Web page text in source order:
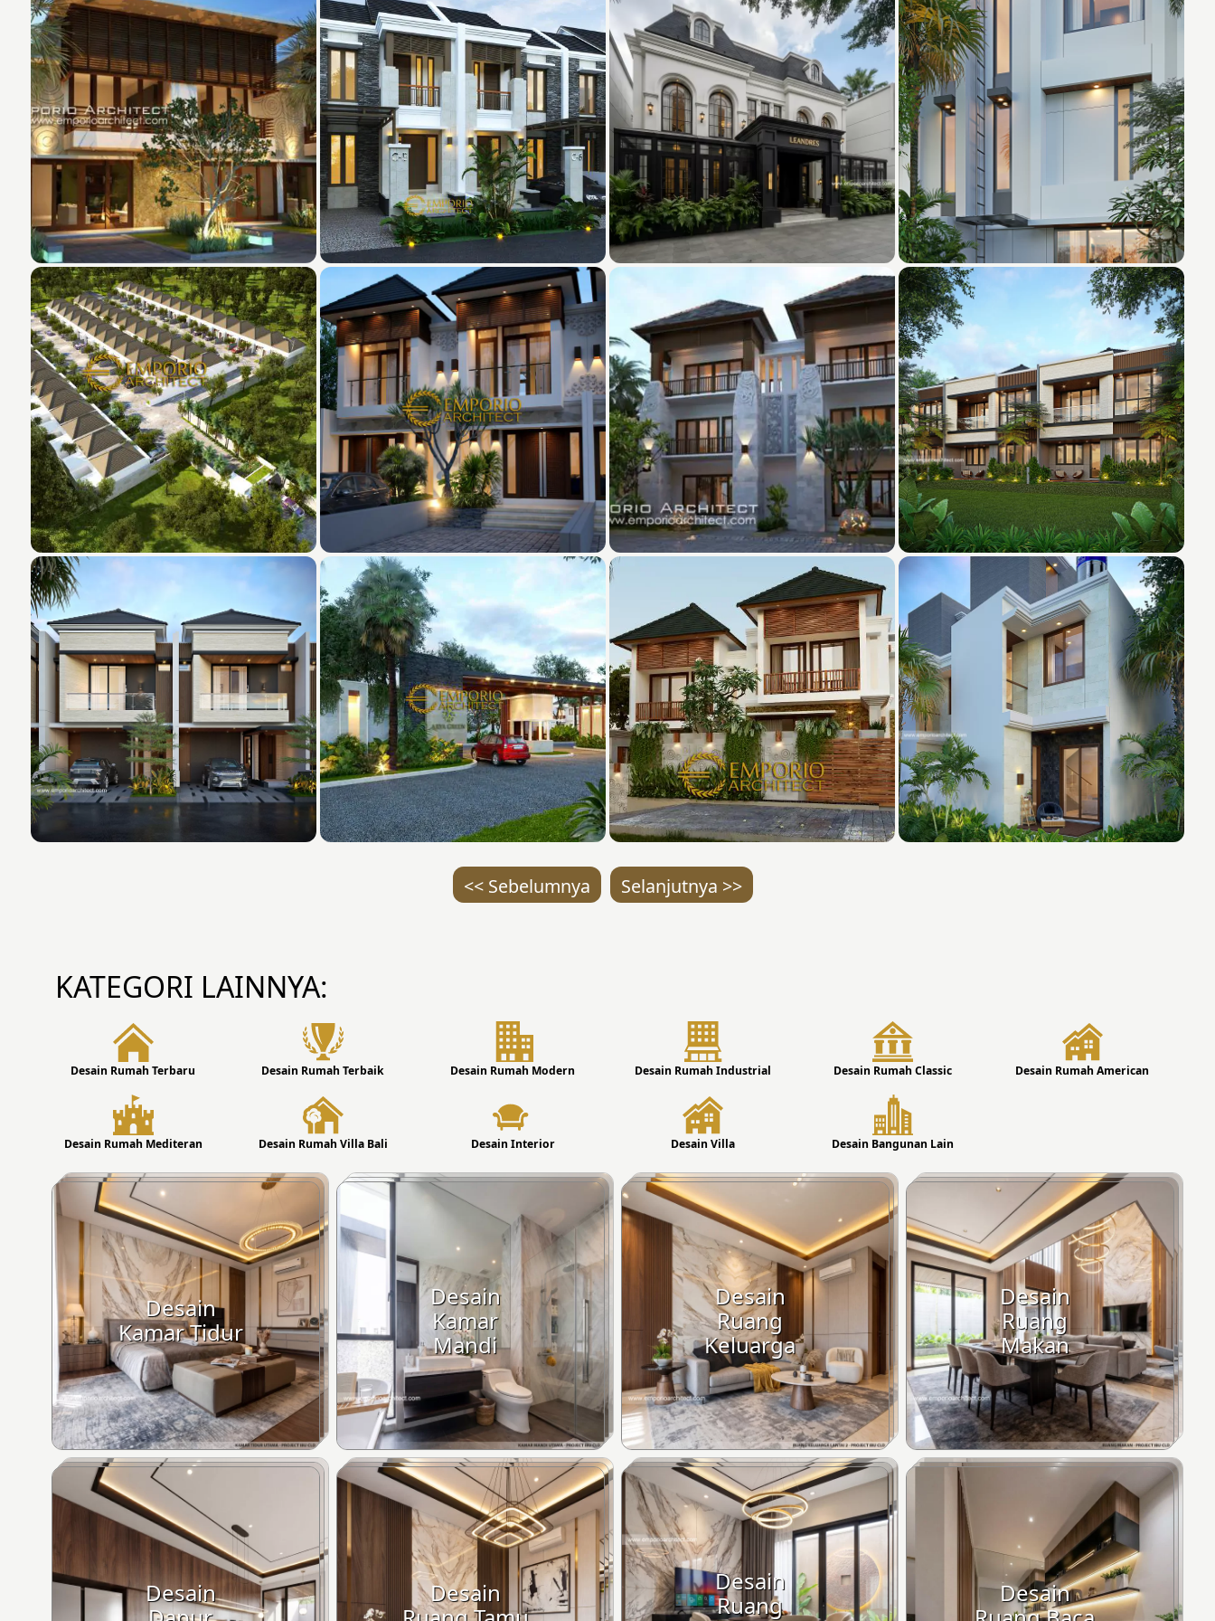
<< Sebelumnya Selanjutnya >>
KATEGORI LAINNYA:
Desain Rumah Terbaru Desain Rumah Terbaik Desain Rumah Modern Desain Rumah Industrial Desain Rumah Classic Desain Rumah American
Desain Rumah Mediteran Desain Rumah Villa Bali Desain Interior Desain Villa Desain Bangunan Lain
Desain
Kamar Tidur
Desain
Kamar
Mandi
Desain
Ruang
Keluarga
Desain
Ruang
Makan
Desain
Desain
Desain
Ruang
Desain